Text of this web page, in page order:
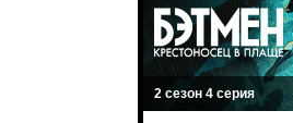
2 сезон 4 серия